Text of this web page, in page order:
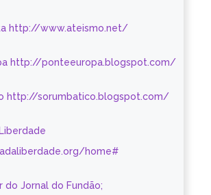
http://www.ateismo.net/
http://ponteeuropa.blogspot.com/
http://sorumbatico.blogspot.com/
home#
do Jornal do Fundão;